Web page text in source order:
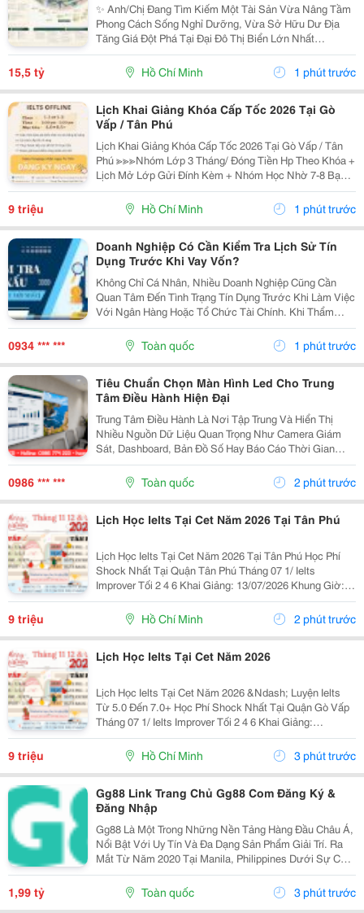
✨ Anh/Chị Đang Tìm Kiếm Một Tài Sản Vừa Nâng Tầm
Phong Cách Sống Nghỉ Dưỡng, Vừa Sở Hữu Dư Địa
Tăng Giá Đột Phá Tại Đại Đô Thị Biển Lớn Nhất
Tp.hcm? Sx11-10 - Phân Khu The Haven Bay (Vịnh
Tiên) - Vinhomes Green Paradise Chính Là Câu Trả Lời
Hoàn...
15,5 tỷ Hồ Chí Minh 1 phút trước
Lịch Khai Giảng Khóa Cấp Tốc 2026 Tại Gò
Vấp / Tân Phú
Lịch Khai Giảng Khóa Cấp Tốc 2026 Tại Gò Vấp / Tân
Phú ≫≫≫Nhóm Lớp 3 Tháng/ Đóng Tiền Hp Theo Khóa +
Lịch Mở Lớp Gửi Đính Kèm + Nhóm Học Nhờ 7-8 Bạn/
Lớp + Giáo Trình Ielts Có Band Điểm Lộ Trình, Sách
Nước Ngoài Bám Sát + Chia Đều 4 Kỹ...
9 triệu Hồ Chí Minh 1 phút trước
Doanh Nghiệp Có Cần Kiểm Tra Lịch Sử Tín
Dụng Trước Khi Vay Vốn?
Không Chỉ Cá Nhân, Nhiều Doanh Nghiệp Cũng Cần
Quan Tâm Đến Tình Trạng Tín Dụng Trước Khi Làm Việc
Với Ngân Hàng Hoặc Tổ Chức Tài Chính. Khi Thẩm
Định Hồ Sơ Vay Vốn, Ngoài Báo Cáo Tài Chính Và Tài
Sản Bảo Đảm, Ngân Hàng Còn Xem Xét Lịch Sử Tín
Dụng...
0934 *** *** Toàn quốc 1 phút trước
Tiêu Chuẩn Chọn Màn Hình Led Cho Trung
Tâm Điều Hành Hiện Đại
Trung Tâm Điều Hành Là Nơi Tập Trung Và Hiển Thị
Nhiều Nguồn Dữ Liệu Quan Trọng Như Camera Giám
Sát, Dashboard, Bản Đồ Số Hay Báo Cáo Thời Gian
Thực. Vì Vậy, Việc Lựa Chọn Màn Hình Led Phù Hợp Sẽ
Ảnh Hưởng Trực Tiếp Đến Hiệu Quả Giám Sát Và Khả
Năng...
0986 *** *** Toàn quốc 2 phút trước
Lịch Học Ielts Tại Cet Năm 2026 Tại Tân Phú
Lịch Học Ielts Tại Cet Năm 2026 Tại Tân Phú Học Phí
Shock Nhất Tại Quận Tân Phú Tháng 07 1/ Ielts
Improver Tối 2 4 6 Khai Giảng: 13/07/2026 Khung Giờ:
18:00 Đến 21:00 Học Phí Ưu Đãi 5% Khi Đăng Ký 2/ Ielts
Basic Tối 3 5 7 Khai...
9 triệu Hồ Chí Minh 2 phút trước
Lịch Học Ielts Tại Cet Năm 2026
Lịch Học Ielts Tại Cet Năm 2026 &Ndash; Luyện Ielts
Từ 5.0 Đến 7.0+ Học Phí Shock Nhất Tại Quận Gò Vấp
Tháng 07 1/ Ielts Improver Tối 2 4 6 Khai Giảng:
13/07/2026 Khung Giờ: 18:00 Đến 21:00 Học Phí Ưu Đãi
5% Khi Đăng Ký 2/ Ielts...
9 triệu Hồ Chí Minh 3 phút trước
Gg88 Link Trang Chủ Gg88 Com Đăng Ký &
Đăng Nhập
Gg88 Là Một Trong Những Nền Tảng Hàng Đầu Châu Á,
Nổi Bật Với Uy Tín Và Đa Dạng Sản Phẩm Giải Trí. Ra
Mắt Từ Năm 2020 Tại Manila, Philippines Dưới Sự Cấp
Phép Của Pagcor, Gg88 Đã Thu Hút Hơn 5,2 Triệu
Người Dùng Tại Việt Nam Và Mở Rộng Sang Thái
1,99 tỷ Toàn quốc 3 phút trước